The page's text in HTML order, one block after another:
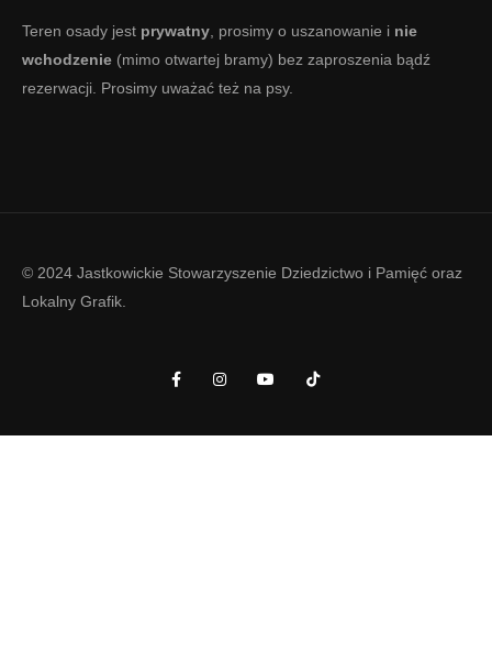
Teren osady jest prywatny, prosimy o uszanowanie i nie
wchodzenie (mimo otwartej bramy) bez zaproszenia bądź
rezerwacji. Prosimy uważać też na psy.
© 2024 Jastkowickie Stowarzyszenie Dziedzictwo i Pamięć oraz
Lokalny Grafik.